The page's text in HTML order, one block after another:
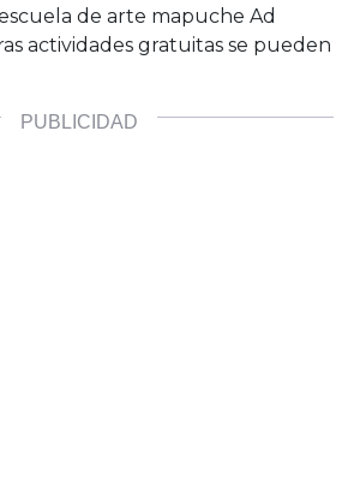
de arte mapuche Ad
actividades gratuitas se pueden